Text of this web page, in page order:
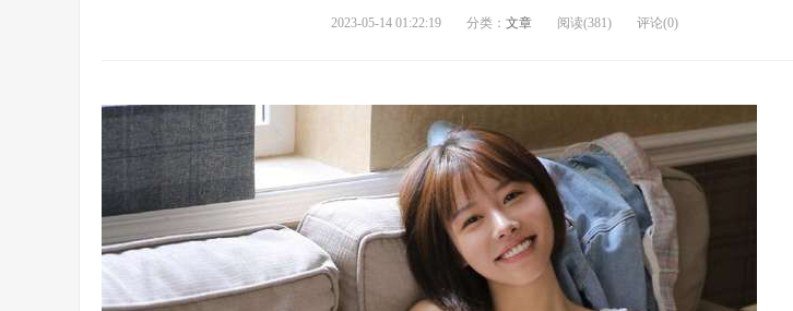
2023-05-14 01:22:19 分类： 文章 阅读(381) 评论(0)